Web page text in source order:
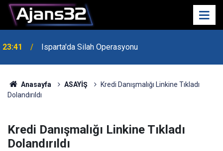
23:41
Isparta'da Silah Operasyonu
Anasayfa ASAYİŞ
Kredi Danışmalığı Linkine Tıkladı
Dolandırıldı
Kredi Danışmalığı Linkine Tıkladı
Dolandırıldı